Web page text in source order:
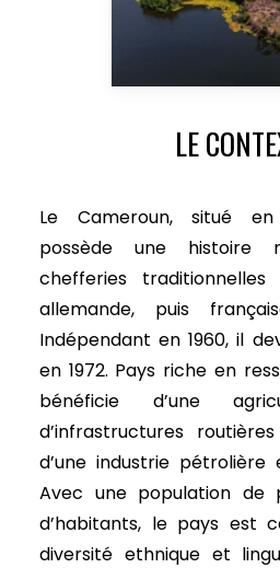
LE
Le Cameroun, situé
possède une histoire
chefferies
allemande, puis
Indépendant en 1960, il
en 1972. Pays riche en
bénéficie d’une
d’infrastructures
d’une industrie pétrolière
Avec une population de
d’habitants, le pays est
diversité ethnique et